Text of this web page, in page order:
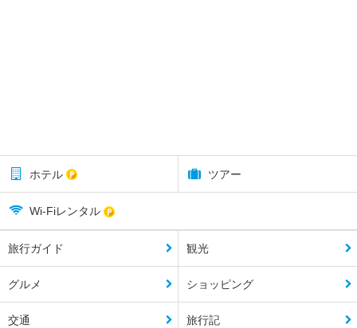
ホテル ツアー
Wi-Fiレンタル
旅行ガイド 観光
グルメ ショッピング
交通 旅行記